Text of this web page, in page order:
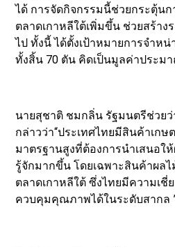
ได้ การจัดกิจกรรมนี้ช่วยกระตุ้น
ตลาดเกาหลีใต้เพิ่มขึ้น ช่วยสร้าง
ไป ทั้งนี้ ได้ตั้งเป้าหมายการจำห
ทั้งสิ้น 70 ตัน คิดเป็นมูลค่าประม
นายสุชาติ ชมกลิ่น รัฐมนตรีช่วย
กล่าวว่า“ประเทศไทยมีสินค้าเก
มาตรฐานสูงที่ต้องการนำเสนอใ
รู้จักมากขึ้น โดยเฉพาะสินค้าผล
ตลาดเกาหลีใต้ ซึ่งไทยมีความเ
ควบคุมคุณภาพได้ในระดับสากล